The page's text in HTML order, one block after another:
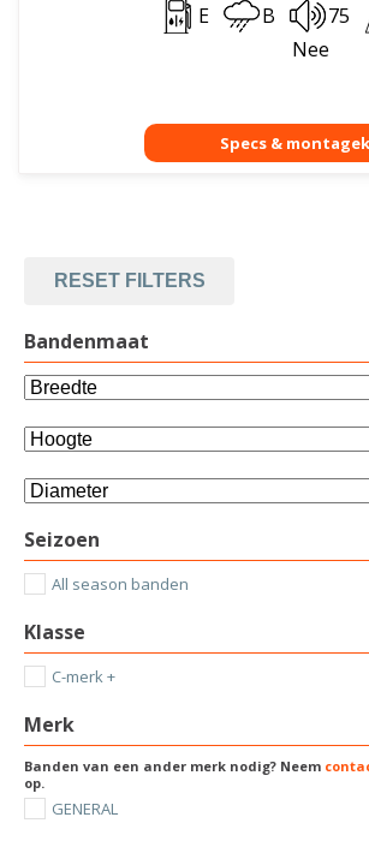
E B 75
Nee
RESET FILTERS
Bandenmaat
Seizoen
All season banden
Klasse
C-merk +
Merk
Banden van een ander merk nodig? Neem
op.
GENERAL